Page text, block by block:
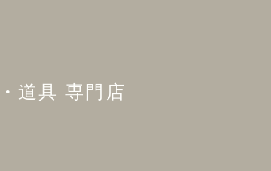
道具 専門店